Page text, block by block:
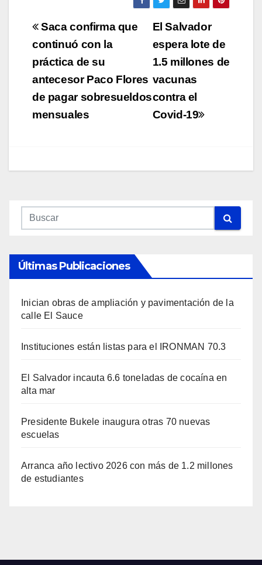
Navegación
de
entradas
El Salvador
espera lote de
1.5 millones de
vacunas
contra el
Covid-19
Saca confirma que
continuó con la
práctica de su
antecesor Paco Flores
de pagar sobresueldos
mensuales
Últimas Publicaciones
Inician obras de ampliación y pavimentación de la
calle El Sauce
Instituciones están listas para el IRONMAN 70.3
El Salvador incauta 6.6 toneladas de cocaína en
alta mar
Presidente Bukele inaugura otras 70 nuevas
escuelas
Arranca año lectivo 2026 con más de 1.2 millones
de estudiantes